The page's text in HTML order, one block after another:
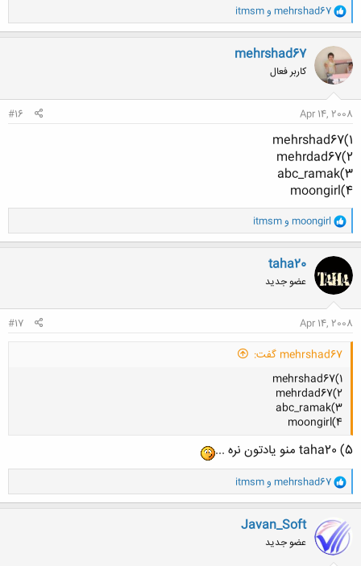
و
ا
ک
ن
ش
ه
ا
mehrshad67 وitmsm
mehrshad67
کاربر فعال
Apr 14, 2008
#16
1)mehrshad67
2)mehrdad67
3)abc_ramak
4)moongirl
و
ا
ک
ن
ش
ه
ا
moongirl و itmsm
taha20
عضو جدید
Apr 14, 2008
#17
mehrshad67 گفت:
1)mehrshad67
2)mehrdad67
3)abc_ramak
4)moongirl
5) taha20 منو یادتون نره ...
و
ا
ک
ن
ش
ه
ا
mehrshad67 و itmsm
Javan_Soft
عضو جدید